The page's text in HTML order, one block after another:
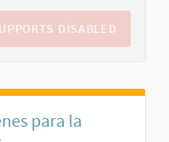
DISABLED
para la